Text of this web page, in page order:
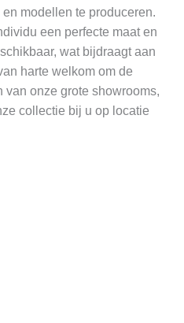
modellen te produceren.
een perfecte maat en
wat bijdraagt aan
harte welkom om de
onze grote showrooms,
collectie bij u op locatie